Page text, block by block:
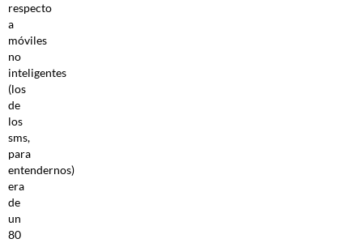
respecto
a
móviles
no
inteligentes
(los
de
los
sms,
para
entendernos)
era
de
un
80